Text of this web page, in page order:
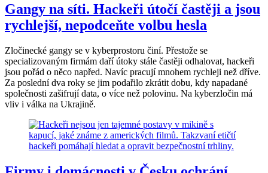
Gangy na síti. Hackeři útočí častěji a jsou
rychlejší, nepodceňte volbu hesla
Zločinecké gangy se v kyberprostoru činí. Přestože se
specializovaným firmám daří útoky stále častěji odhalovat, hackeři
jsou pořád o něco napřed. Navíc pracují mnohem rychleji než dříve.
Za poslední dva roky se jim podařilo zkrátit dobu, kdy napadané
společnosti zašifrují data, o více než polovinu. Na kyberzločin má
vliv i válka na Ukrajině.